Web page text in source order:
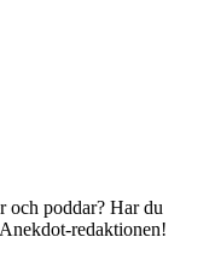
och poddar? Har du
redaktionen!